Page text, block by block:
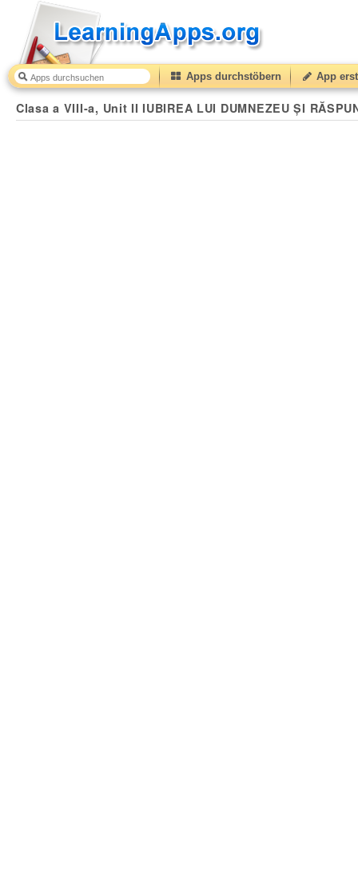
Apps durchstöbern App
Clasa a VIII-a, Unit II IUBIREA LUI DUMNEZEU ȘI